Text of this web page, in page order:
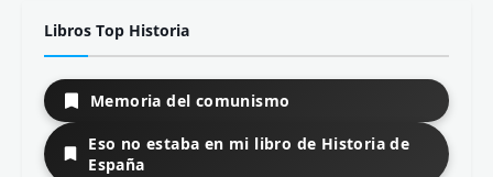
Libros Top Historia
Memoria del comunismo
Eso no estaba en mi libro de Historia de
España